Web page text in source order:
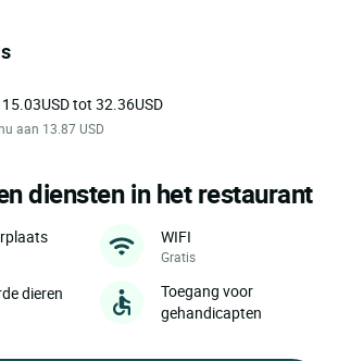
tot 32.36USD
aan 13.87 USD
diensten in het restaurant
WIFI
Gratis
dieren
Toegang voor
gehandicapten